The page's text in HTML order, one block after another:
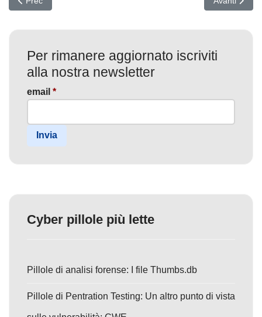
Per rimanere aggiornato iscriviti
alla nostra newsletter
email *
Invia
Cyber pillole più lette
Pillole di analisi forense: I file Thumbs.db
Pillole di Pentration Testing: Un altro punto di vista